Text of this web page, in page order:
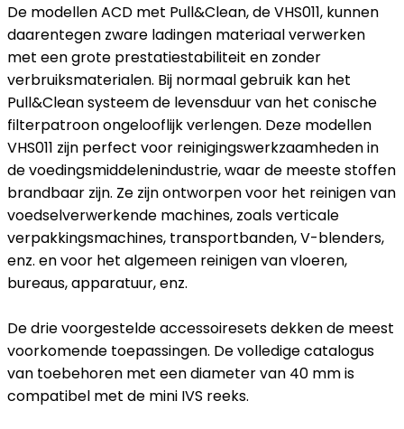
De modellen ACD met Pull&Clean, de VHS011, kunnen
daarentegen zware ladingen materiaal verwerken
met een grote prestatiestabiliteit en zonder
verbruiksmaterialen. Bij normaal gebruik kan het
Pull&Clean systeem de levensduur van het conische
filterpatroon ongelooflijk verlengen. Deze modellen
VHS011 zijn perfect voor reinigingswerkzaamheden in
de voedingsmiddelenindustrie, waar de meeste stoffen
brandbaar zijn. Ze zijn ontworpen voor het reinigen van
voedselverwerkende machines, zoals verticale
verpakkingsmachines, transportbanden, V-blenders,
enz. en voor het algemeen reinigen van vloeren,
bureaus, apparatuur, enz.
De drie voorgestelde accessoiresets dekken de meest
voorkomende toepassingen. De volledige catalogus
van toebehoren met een diameter van 40 mm is
compatibel met de mini IVS reeks.